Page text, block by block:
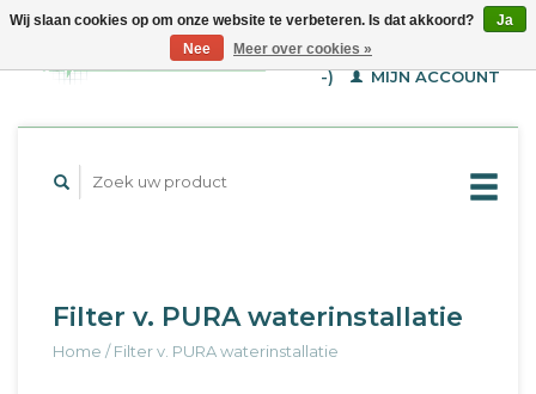
WINKELWAGEN (€--,-
-)
MIJN ACCOUNT
Filter v. PURA waterinstallatie
Home /Filter v. PURA waterinstallatie
Wij slaan cookies op om onze website te verbeteren. Is dat akkoord?
Ja
Nee
Meer over cookies »